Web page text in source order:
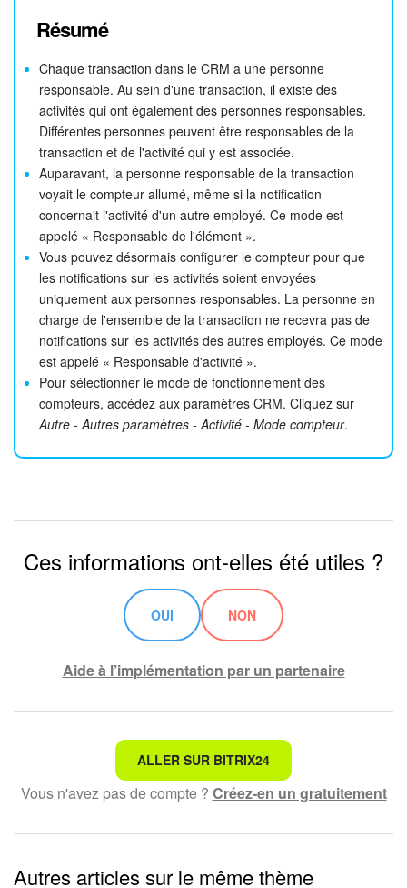
Résumé
Chaque transaction dans le CRM a une personne
responsable. Au sein d'une transaction, il existe des
activités qui ont également des personnes responsables.
Différentes personnes peuvent être responsables de la
transaction et de l'activité qui y est associée.
Auparavant, la personne responsable de la transaction
voyait le compteur allumé, même si la notification
concernait l'activité d'un autre employé. Ce mode est
appelé « Responsable de l'élément ».
Vous pouvez désormais configurer le compteur pour que
les notifications sur les activités soient envoyées
uniquement aux personnes responsables. La personne en
charge de l'ensemble de la transaction ne recevra pas de
notifications sur les activités des autres employés. Ce mode
est appelé « Responsable d'activité ».
Pour sélectionner le mode de fonctionnement des
compteurs, accédez aux paramètres CRM. Cliquez sur
Autre - Autres paramètres - Activité - Mode compteur.
Ces informations ont-elles été utiles ?
OUI NON
Aide à l’implémentation par un partenaire
Ce n'est pas ce que je recherche
Texte compliqué et incompréhensible
Les informations sont obsolètes
Trop court, j'ai besoin de plus d'informations
ALLER SUR BITRIX24
Vous n'avez pas de compte ? Créez-en un gratuitement
Autres articles sur le même thème